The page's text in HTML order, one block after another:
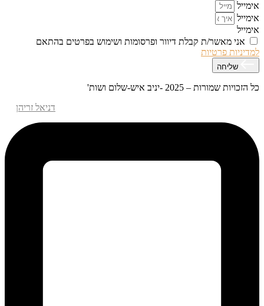
אימייל
אימייל
אימייל
אני מאשר/ת קבלת דיוור ופרסומות ושימוש בפרטים בהתאם
למדיניות פרטיות
שליחה
כל הזכויות שמורות – 2025 -יניב איש-שלום ושות'
דניאל זריהן